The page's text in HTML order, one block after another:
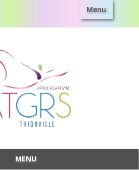
Menu
MENU